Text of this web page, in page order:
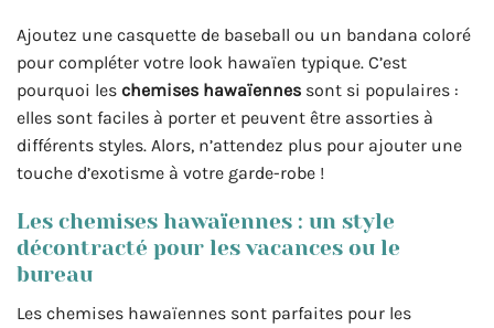
Ajoutez une casquette de baseball ou un bandana coloré
pour compléter votre look hawaïen typique. C’est
pourquoi les chemises hawaïennes sont si populaires :
elles sont faciles à porter et peuvent être assorties à
différents styles. Alors, n’attendez plus pour ajouter une
touche d’exotisme à votre garde-robe !
Les chemises hawaïennes : un style
décontracté pour les vacances ou le
bureau
Les chemises hawaïennes sont parfaites pour les